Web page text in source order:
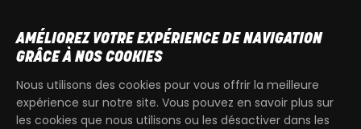
SAM9h00 - 13h30
T+32 64 700 970
AMÉLIOREZ VOTRE EXPÉRIENCE DE NAVIGATION
GRÂCE À NOS COOKIES
Nous utilisons des cookies pour vous offrir la meilleure
expérience sur notre site. Vous pouvez en savoir plus sur
les cookies que nous utilisons ou les désactiver dans les